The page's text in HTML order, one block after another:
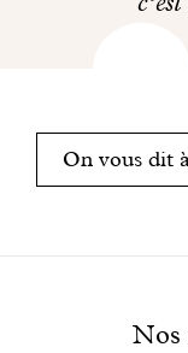
On vous dit
Nos